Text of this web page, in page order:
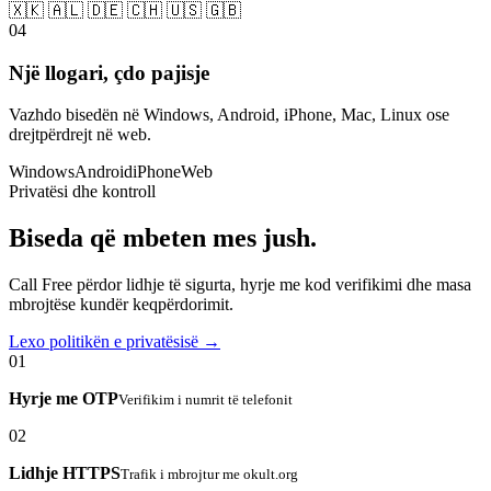
🇽🇰 🇦🇱 🇩🇪 🇨🇭 🇺🇸 🇬🇧
04
Një llogari, çdo pajisje
Vazhdo bisedën në Windows, Android, iPhone, Mac, Linux ose
drejtpërdrejt në web.
WindowsAndroidiPhoneWeb
Privatësi dhe kontroll
Biseda që mbeten mes jush.
Call Free përdor lidhje të sigurta, hyrje me kod verifikimi dhe masa
mbrojtëse kundër keqpërdorimit.
Lexo politikën e privatësisë →
01
Hyrje me OTPVerifikim i numrit të telefonit
02
Lidhje HTTPSTrafik i mbrojtur me okult.org